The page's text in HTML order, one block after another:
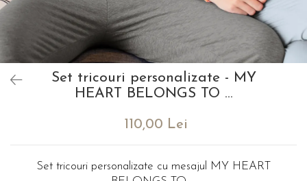
Puzzle personalizat
Rame foto personalizate
Plachete personalizate
Sort personalizat
Set cadou
evenimente
Tavita de mot
Umerase Personalizate
Pahare personalizate
Set tricouri personalizate - MY
HEART BELONGS TO ...
110,00 Lei
Set tricouri personalizate cu mesajul MY HEART